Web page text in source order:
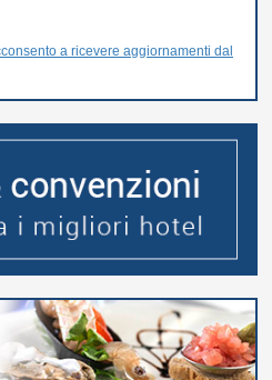
a ricevere aggiornamenti dal